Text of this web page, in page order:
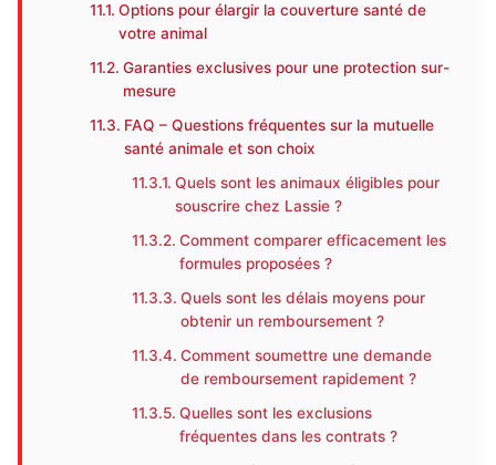
Options pour élargir la couverture santé de
votre animal
Garanties exclusives pour une protection sur-
mesure
FAQ – Questions fréquentes sur la mutuelle
santé animale et son choix
Quels sont les animaux éligibles pour
souscrire chez Lassie ?
Comment comparer efficacement les
formules proposées ?
Quels sont les délais moyens pour
obtenir un remboursement ?
Comment soumettre une demande
de remboursement rapidement ?
Quelles sont les exclusions
fréquentes dans les contrats ?